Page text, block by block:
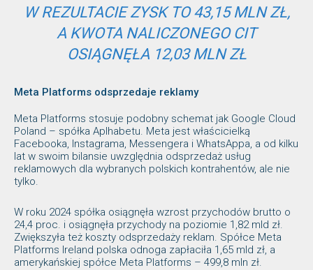
W REZULTACIE ZYSK TO 43,15 MLN ZŁ,
A KWOTA NALICZONEGO CIT
OSIĄGNĘŁA 12,03 MLN ZŁ
Meta Platforms odsprzedaje reklamy
Meta Platforms stosuje podobny schemat jak Google Cloud
Poland – spółka Aplhabetu. Meta jest właścicielką
Facebooka, Instagrama, Messengera i WhatsAppa, a od kilku
lat w swoim bilansie uwzględnia odsprzedaż usług
reklamowych dla wybranych polskich kontrahentów, ale nie
tylko.
W roku 2024 spółka osiągnęła wzrost przychodów brutto o
24,4 proc. i osiągnęła przychody na poziomie 1,82 mld zł.
Zwiększyła też koszty odsprzedaży reklam. Spółce Meta
Platforms Ireland polska odnoga zapłaciła 1,65 mld zł, a
amerykańskiej spółce Meta Platforms – 499,8 mln zł.